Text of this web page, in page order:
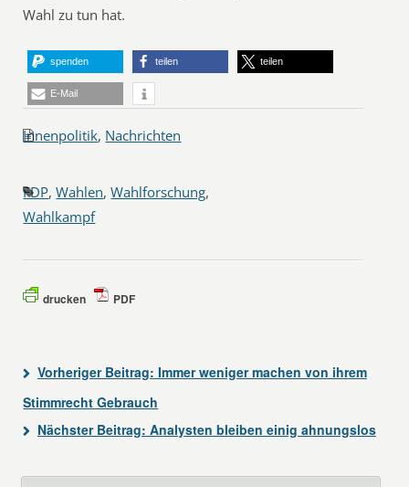
Wahl zu tun hat.
spenden teilen teilen
E-Mail
Innenpolitik, Nachrichten
FDP,Wahlen,Wahlforschung,
Wahlkampf
drucken PDF
Vorheriger Beitrag: Immer weniger machen von ihrem
Stimmrecht Gebrauch
Nächster Beitrag: Analysten bleiben einig ahnungslos